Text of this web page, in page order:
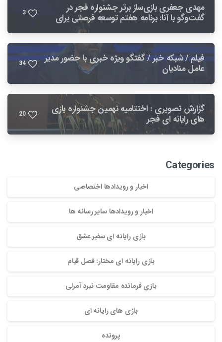
مهدی جعفری بازی‌ساز برتر جشنواره فجر در
گفت‌وگو با آنا: برنامه هفتم توسعه فرصتی برای 3
فیلم / شبکه خبر / گفتگو ویژه خبری با حضور مدیر
عامل منادیان 34
گزارش تصویری : اختتامیه نهمین جشنواره بازی
های رایانه ای فجر 20
Categories
اخبار و رویدادها اختصاصی
اخبار و رویدادها سایر رسانه ها
بازی رایانه ای سفیر عشق
بازی رایانه ای مختار: فصل قیام
بازی فرمانده مقاومت نبرد آمرلی
بازی های رایانه ای
پرونده